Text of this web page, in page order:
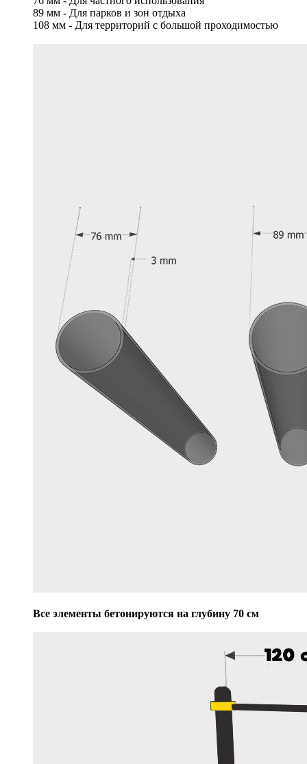
89 мм - Для парков и зон отдыха
108 мм - Для территорий с большой проходимостью
Все элементы бетонируются на глубину 70 см